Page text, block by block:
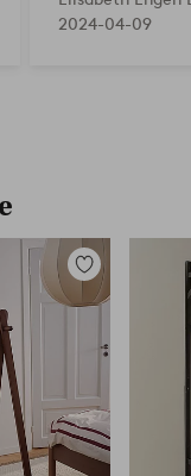
2024-04-09
Legg
favoritter